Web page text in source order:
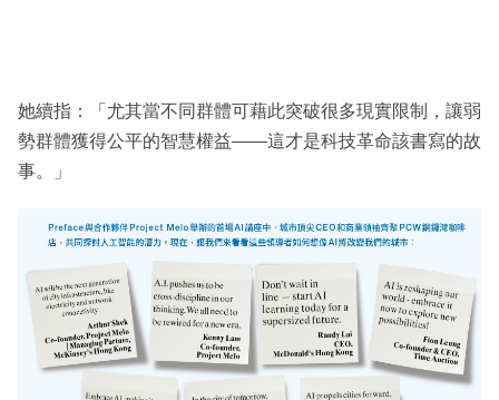
她續指：「尤其當不同群體可藉此突破很多現實限制，讓弱
勢群體獲得公平的智慧權益——這才是科技革命該書寫的故
事。」